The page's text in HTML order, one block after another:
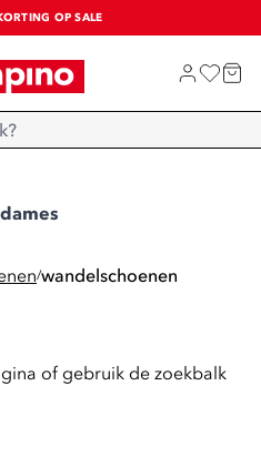
OP SALE
KANS!
NIEUW
/wandelschoenen
of gebruik de zoekbalk